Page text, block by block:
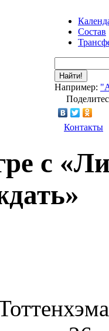
Состав
Найти!
Например:
Контакты
с